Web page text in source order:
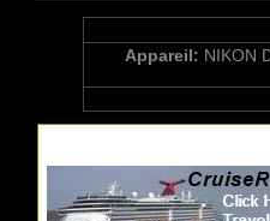
Appareil: NIKON